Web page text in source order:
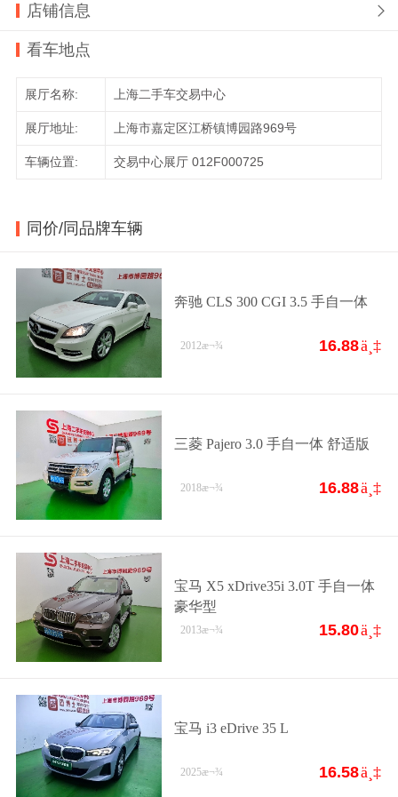
店铺信息 
看车地点
展厅名称: 上海二手车交易中心
展厅地址: 上海市嘉定区江桥镇博园路969号
车辆位置: 交易中心展厅 012F000725
同价/同品牌车辆
奔驰 CLS 300 CGI 3.5 手自一体
16.88ä¸‡
2012æ¬¾
三菱 Pajero 3.0 手自一体 舒适版
16.88ä¸‡
2018æ¬¾
宝马 X5 xDrive35i 3.0T 手自一体
豪华型
15.80ä¸‡
2013æ¬¾
宝马 i3 eDrive 35 L
16.58ä¸‡
2025æ¬¾